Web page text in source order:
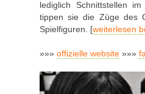
lediglich Schnittstellen
tippen sie die Züge des
Spielfiguren. [weiterlesen
»»» offizielle website »»»